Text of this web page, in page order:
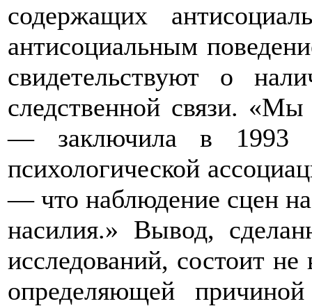
содержащих
антисоциальным
свидетельствуют о
следственной связи.
— заключила в 1993
психологической
— что наблюдение сцен
насилия.» Вывод,
исследований, состоит не
определяющей